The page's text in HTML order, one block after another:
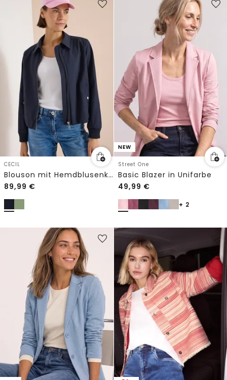
CECIL
Blouson mit Hemdblusenkragen
89,99 €
NEW
Street One
Basic Blazer in Unifarbe
49,99 €
+ 2